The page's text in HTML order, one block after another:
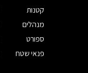
קטנות
מנהלים
ספורט
פנאי שטח